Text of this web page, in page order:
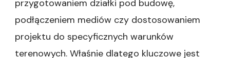
przygotowaniem działki pod budowę,
podłączeniem mediów czy dostosowaniem
projektu do specyficznych warunków
terenowych. Właśnie dlatego kluczowe jest